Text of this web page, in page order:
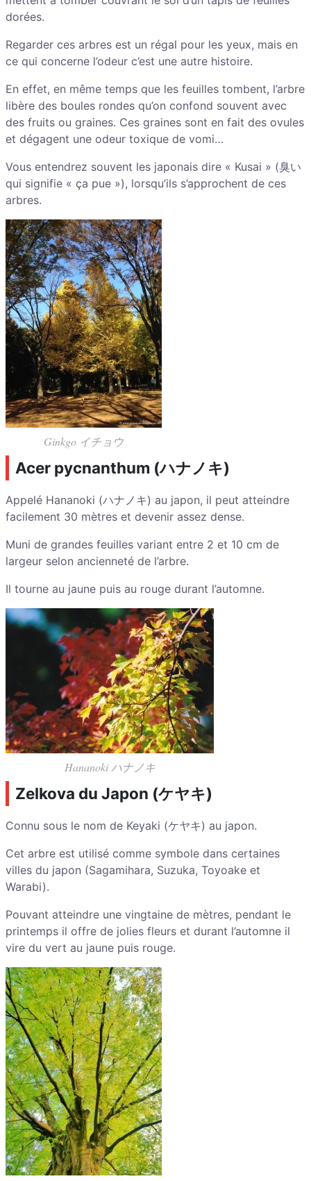
dorées.
Regarder ces arbres est un régal pour les yeux, mais en
ce qui concerne l’odeur c’est une autre histoire.
En effet, en même temps que les feuilles tombent, l’arbre
libère des boules rondes qu’on confond souvent avec
des fruits ou graines. Ces graines sont en fait des ovules
et dégagent une odeur toxique de vomi…
Vous entendrez souvent les japonais dire « Kusai » (臭い
qui signifie « ça pue »), lorsqu’ils s’approchent de ces
arbres.
Ginkgo イチョウ
Acer pycnanthum (ハナノキ)
Appelé Hananoki (ハナノキ) au japon, il peut atteindre
facilement 30 mètres et devenir assez dense.
Muni de grandes feuilles variant entre 2 et 10 cm de
largeur selon ancienneté de l’arbre.
Il tourne au jaune puis au rouge durant l’automne.
Hananoki ハナノキ
Zelkova du Japon (ケヤキ)
Connu sous le nom de Keyaki (ケヤキ) au japon.
Cet arbre est utilisé comme symbole dans certaines
villes du japon (Sagamihara, Suzuka, Toyoake et
Warabi).
Pouvant atteindre une vingtaine de mètres, pendant le
printemps il offre de jolies fleurs et durant l’automne il
vire du vert au jaune puis rouge.